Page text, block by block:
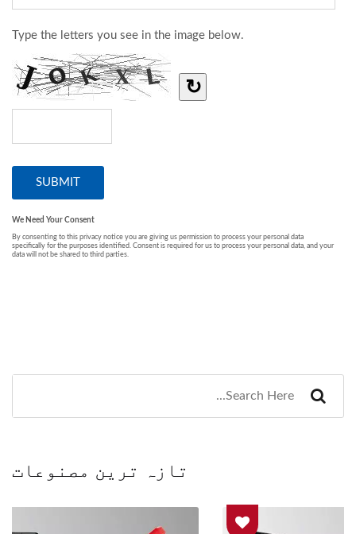
تازہ ترین مصنوعات